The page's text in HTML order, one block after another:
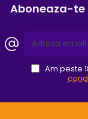
Blue
Aboneaza-te
Adresa
email
Am peste